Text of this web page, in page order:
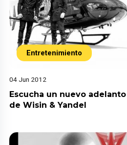
Entretenimiento
04 Jun 2012
Escucha un nuevo
de Wisin & Yandel